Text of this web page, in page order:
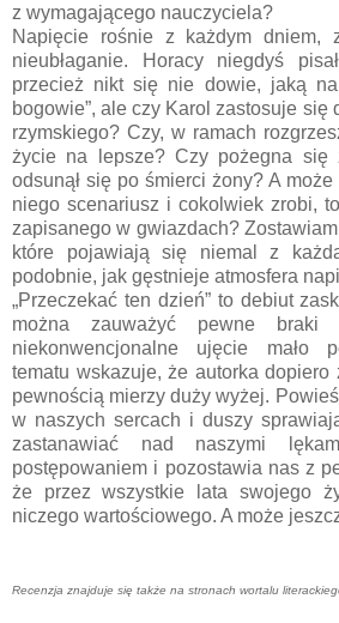
z wymagającego nauczyciela?
Napięcie rośnie z każdym dniem,
nieubłaganie. Horacy niegdyś
przecież nikt się nie dowie, jaką
bogowie”, ale czy Karol zastosuje się
rzymskiego? Czy, w ramach
życie na lepsze? Czy pożegna się
odsunął się po śmierci żony? A
niego scenariusz i cokolwiek zrobi,
zapisanego w gwiazdach?
które pojawiają się niemal z
podobnie, jak gęstnieje atmosfera
„Przeczekać ten dzień” to debiut
można zauważyć pewne
niekonwencjonalne ujęcie mało
tematu wskazuje, że autorka dopiero
pewnością mierzy duży wyżej.
w naszych sercach i duszy
zastanawiać nad naszymi
postępowaniem i pozostawia nas z
że przez wszystkie lata swojego
niczego wartościowego. A może
Recenzja znajduje się także na stronach wortalu